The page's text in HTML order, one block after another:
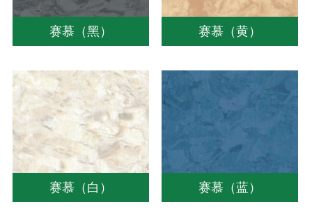
赛慕（黑） 赛慕（黄）
赛慕（白） 赛慕（蓝）